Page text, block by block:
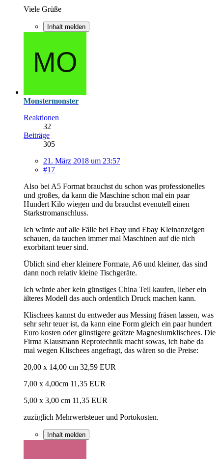
Viele Grüße
Inhalt melden
Monstermonster
Reaktionen
32
Beiträge
305
21. März 2018 um 23:57
#17
Also bei A5 Format brauchst du schon was professionelles
und großes, da kann die Maschine schon mal ein paar
Hundert Kilo wiegen und du brauchst evenutell einen
Starkstromanschluss.
Ich würde auf alle Fälle bei Ebay und Ebay Kleinanzeigen
schauen, da tauchen immer mal Maschinen auf die nich
exorbitant teuer sind.
Üblich sind eher kleinere Formate, A6 und kleiner, das sind
dann noch relativ kleine Tischgeräte.
Ich würde aber kein günstiges China Teil kaufen, lieber ein
älteres Modell das auch ordentlich Druck machen kann.
Klischees kannst du entweder aus Messing fräsen lassen, was
sehr sehr teuer ist, da kann eine Form gleich ein paar hundert
Euro kosten oder günstigere geätzte Magnesiumklischees. Die
Firma Klausmann Reprotechnik macht sowas, ich habe da
mal wegen Klischees angefragt, das wären so die Preise:
20,00 x 14,00 cm 32,59 EUR
7,00 x 4,00cm 11,35 EUR
5,00 x 3,00 cm 11,35 EUR
zuzüglich Mehrwertsteuer und Portokosten.
Inhalt melden